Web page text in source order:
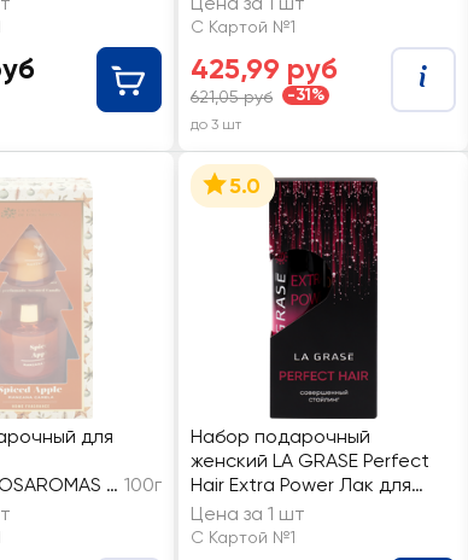
300мл+Гель для душа
С Картой №1
425,99 руб
621,05 руб -31%
до 3 шт
для
с
50г
100г
5.0
Набор подарочный
женский LA GRASE Perfect
Hair Extra Power Лак для
волос, 250мл+Мусс для
волос, 150мл
Цена за 1 шт
С Картой №1